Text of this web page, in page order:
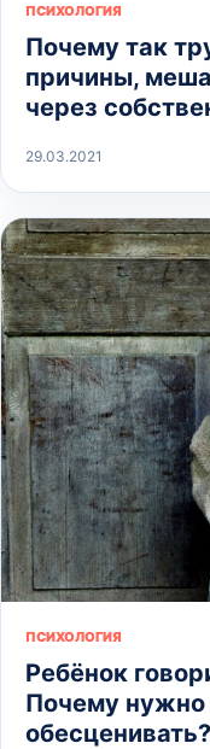
ПСИХОЛОГИЯ
Почему так
причины,
через
29.03.2021
ПСИХОЛОГИЯ
Ребёнок
Почему нужно
обесценивать?